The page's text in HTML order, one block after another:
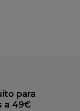
para
a 49€